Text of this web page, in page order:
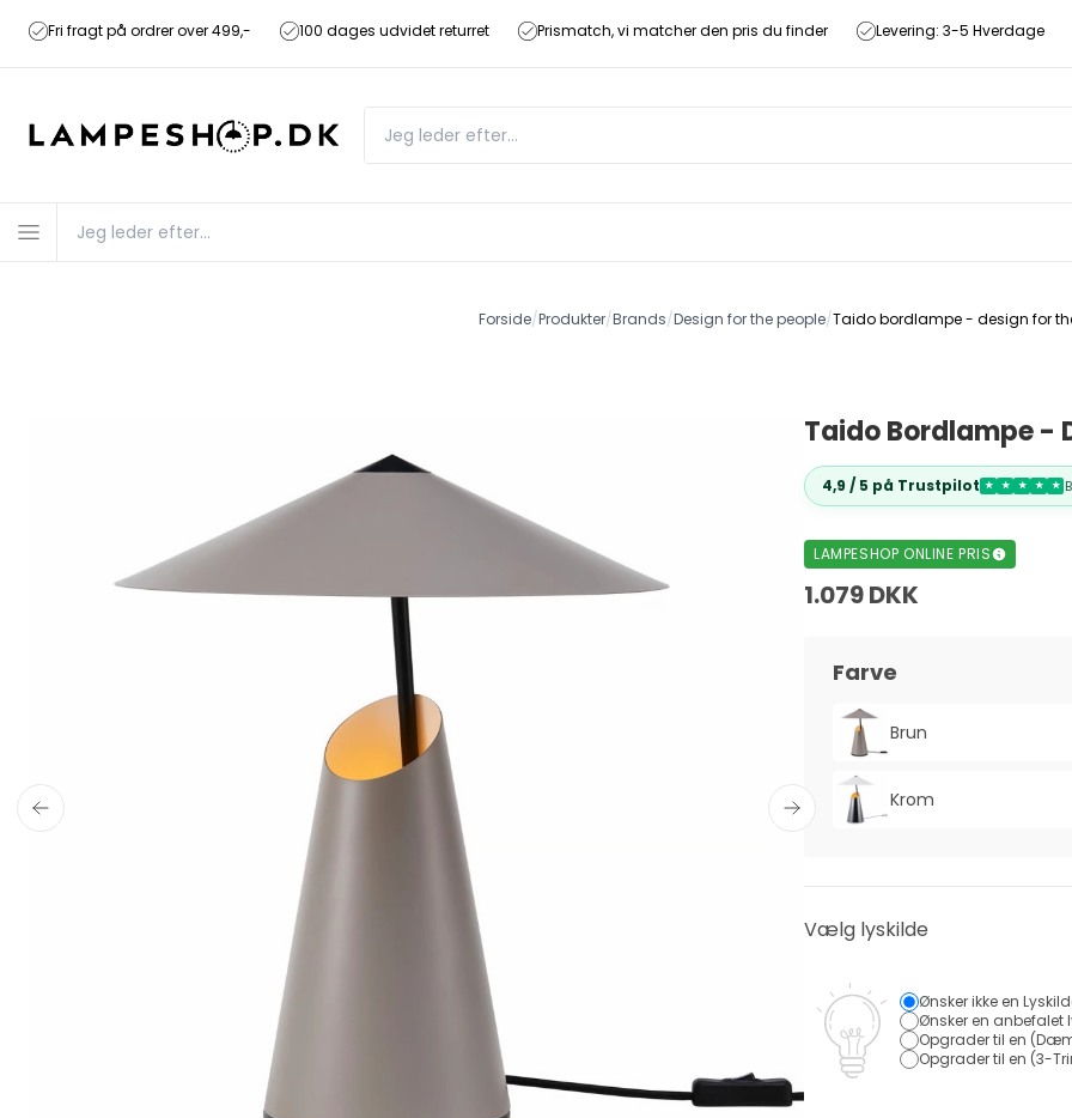
Fri fragt på ordrer over 499,- 100 dages udvidet returret Prismatch, vi matcher den pris du finder Levering: 3-5 Hverdage
Forside/Produkter/Brands/Design for the people/Taido bordlampe - design for
Taido Bordlampe -
4,9 / 5 på Trustpilot ★ ★ ★ ★ ★
LAMPESHOP ONLINE PRIS
1.079 DKK
Farve
Brun
Krom
Vælg lyskilde
Ønsker ikke en
Ønsker en anbefalet
Opgrader til en
Opgrader til en (3-